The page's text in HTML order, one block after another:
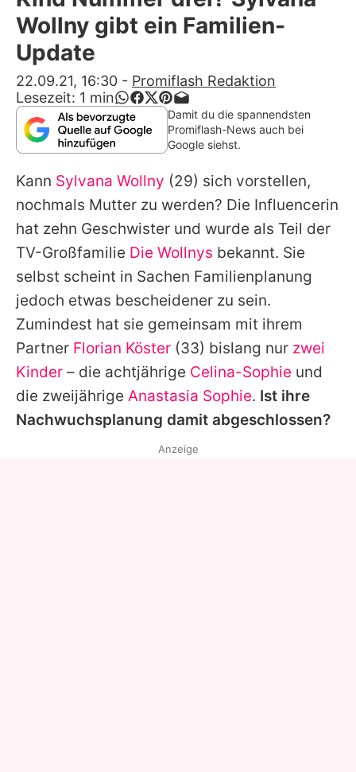
Alle Themen auf Promiflash
App runterladen
Team
Redaktionelle Richtlinien
Impressum
Datenschutzerklärung
Nutzungsbedingungen
Utiq verwalten
Wollny gibt ein Familien-
Update
22.09.21, 16:30 - Promiflash Redaktion
Lesezeit: 1 min
Damit du die spannendsten
Promiflash-News auch bei
Google siehst.
Kann Sylvana Wollny (29) sich vorstellen,
nochmals Mutter zu werden? Die Influencerin
hat zehn Geschwister und wurde als Teil der
TV-Großfamilie Die Wollnys bekannt. Sie
selbst scheint in Sachen Familienplanung
jedoch etwas bescheidener zu sein.
Zumindest hat sie gemeinsam mit ihrem
Partner Florian Köster (33) bislang nur zwei
Kinder – die achtjährige Celina-Sophie und
die zweijährige Anastasia Sophie. Ist ihre
Nachwuchsplanung damit abgeschlossen?
Anzeige